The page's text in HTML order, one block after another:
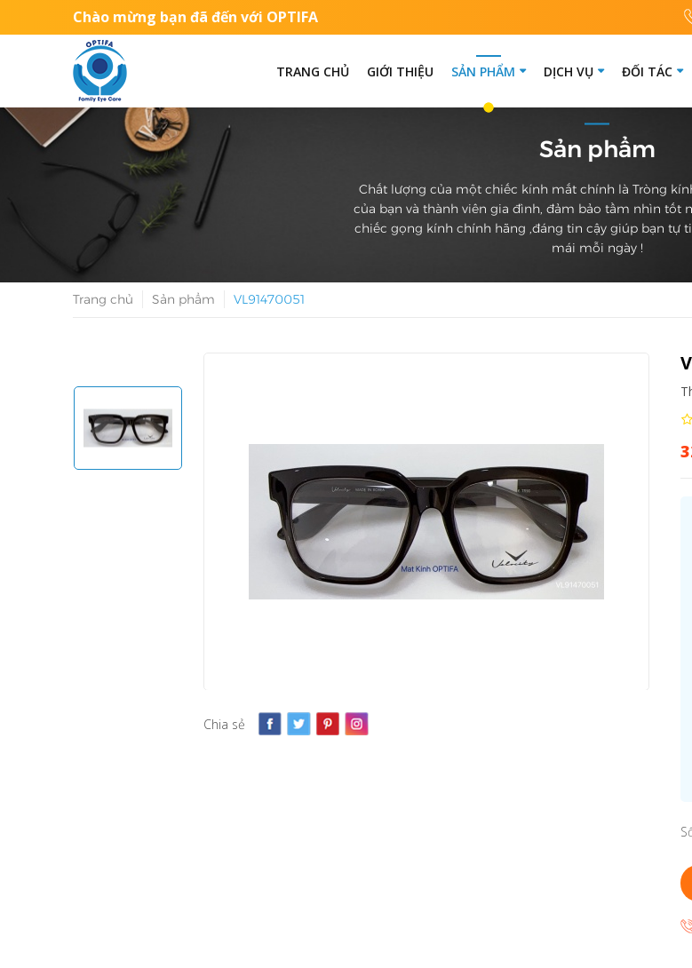
Chào mừng bạn đã đến với OPTIFA
TRANG CHỦ GIỚI THIỆU SẢN PHẨM DỊCH VỤ ĐỐI TÁC
Sản phẩm
Chất lượng của một chiếc kính mắt chính là Tròng
của bạn và thành viên gia đình, đảm bảo tầm nhìn tốt
chiếc gọng kính chính hãng ,đáng tin cậy giúp bạn tự
mái mỗi ngày !
Trang chủ Sản phẩm VL91470051
Chia sẻ